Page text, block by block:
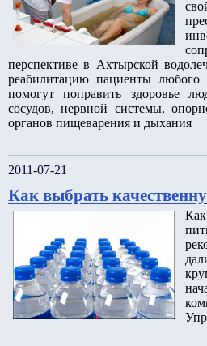
перспективе в Ахтырской
реабилитацию пациенты любого
помогут поправить здоровье
сосудов, нервной системы,
органов пищеварения и дыхания
2011-07-21
Как выбрать